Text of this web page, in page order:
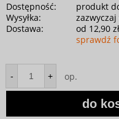
Dostępność:
produkt
Wysyłka:
Dostawa:
od 12,90 zł
sprawdź
- + op.
do